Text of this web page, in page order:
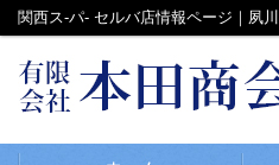
関西ス-パ- セルバ店情報ページ｜夙